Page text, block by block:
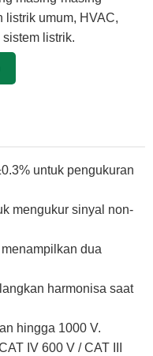
umum, HVAC,
listrik.
untuk pengukuran
mengukur sinyal non-
dua
harmonisa saat
hingga 1000 V.
IV 600 V / CAT III